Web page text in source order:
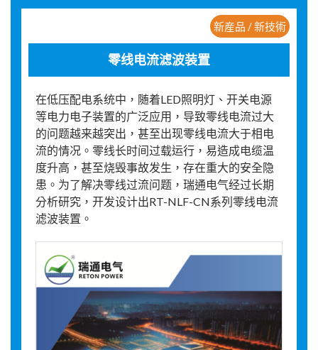
新産品 / 新技術
零线电流滤波装置
在低压配电系统中，随着LED照明灯、开关电源
等电力电子装置的广泛应用，导致零线电流过大
的问题越来越突出，甚至出现零线电流大于相电
流的情况。零线长时间过载运行，易造成电缆温
度升高，甚至烧毁事故发生，存在重大的安全隐
患。为了解决零线过流问题，瑞通电气经过长期
分析研究，开发设计出RT-NLF-CN系列零线电流
滤波装置。